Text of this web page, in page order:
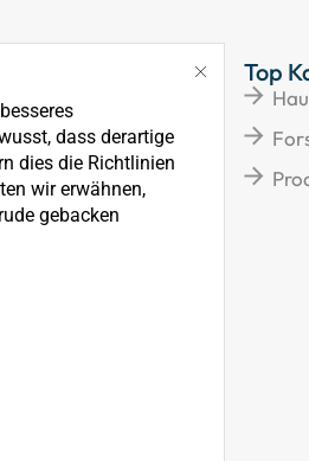
dass derartige
dies die Richtlinien
wir erwähnen,
gebacken
News
Kontakt
Top